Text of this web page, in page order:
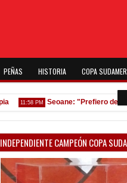
PEÑAS HISTORIA COPA
11:58 PM Seoane: "Prefiero dejar la
INDEPENDIENTE CAMPEÓN COPA